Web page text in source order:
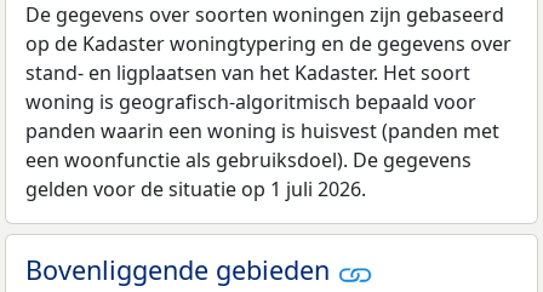
De gegevens over soorten woningen zijn gebaseerd
op de Kadaster woningtypering en de gegevens over
stand- en ligplaatsen van het Kadaster. Het soort
woning is geografisch-algoritmisch bepaald voor
panden waarin een woning is huisvest (panden met
een woonfunctie als gebruiksdoel). De gegevens
gelden voor de situatie op 1 juli 2026.
Bovenliggende gebieden